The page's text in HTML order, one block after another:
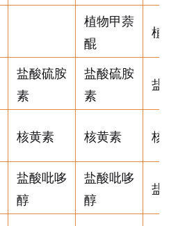
植物甲萘
醌
植
盐酸硫胺
素
盐酸硫胺
素
盐
核黄素 核黄素 核
盐酸吡哆
醇
盐酸吡哆
醇
盐